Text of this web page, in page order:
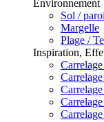
Environnement
Sol /
Margelle
Plage /
Inspiration,